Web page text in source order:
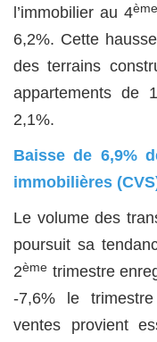
l’immobilier au 4ème
6,2%. Cette
des terrains
appartements de
2,1%.
Baisse de 6,9%
immobilières
Le volume des
poursuit sa
2ème trimestre
-7,6% le
ventes provient